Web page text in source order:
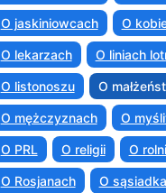
O jaskiniowcach O
O lekarzach O liniach
O listonoszu O
O mężczyznach O
O PRL O religii O
O Rosjanach O